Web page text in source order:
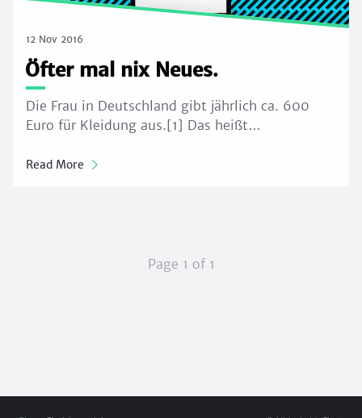
12 Nov 2016
Öfter mal nix Neues.
Die Frau in Deutschland gibt jährlich ca. 600
Euro für Kleidung aus.[1] Das heißt…
Read More
Page 1 of 1